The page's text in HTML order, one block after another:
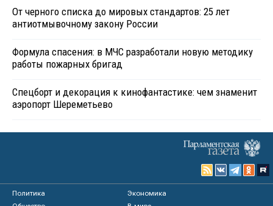
От черного списка до мировых стандартов: 25 лет
антиотмывочному закону России
Формула спасения: в МЧС разработали новую методику
работы пожарных бригад
Спецборт и декорация к кинофантастике: чем знаменит
аэропорт Шереметьево
Политика
Экономика